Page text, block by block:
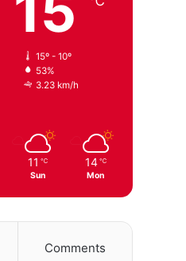
15º - 10º
53%
3.23 km/h
11 ℃
Sun
14 ℃
Mon
Comments